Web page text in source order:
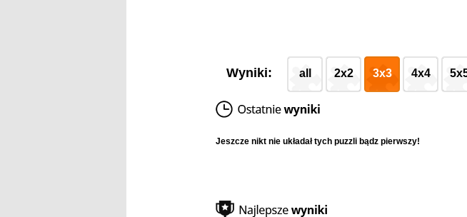
Wyniki: all 2x2 3x3 4x4
Jeszcze nikt nie układał tych puzzli bądz pierwszy!